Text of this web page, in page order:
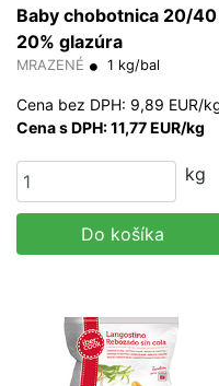
Baby chobotnica 20/40
20% glazúra
MRAZENÉ 1 kg/bal
Cena bez DPH: 9,89 EUR/
Cena s DPH: 11,77 EUR/kg
kg
Do košíka